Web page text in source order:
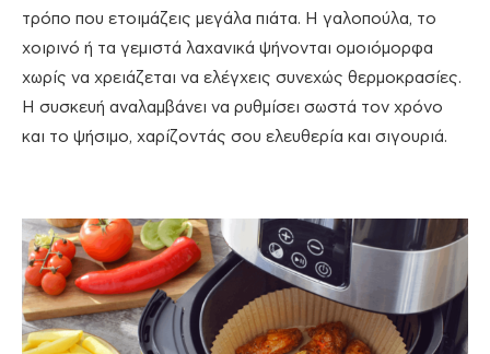
τρόπο που ετοιμάζεις μεγάλα πιάτα. Η γαλοπούλα, το
χοιρινό ή τα γεμιστά λαχανικά ψήνονται ομοιόμορφα
χωρίς να χρειάζεται να ελέγχεις συνεχώς θερμοκρασίες.
Η συσκευή αναλαμβάνει να ρυθμίσει σωστά τον χρόνο
και το ψήσιμο, χαρίζοντάς σου ελευθερία και σιγουριά.